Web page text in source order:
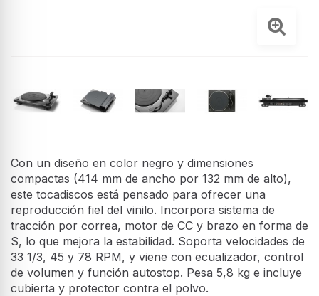
Con un diseño en color negro y dimensiones
compactas (414 mm de ancho por 132 mm de alto),
este tocadiscos está pensado para ofrecer una
reproducción fiel del vinilo. Incorpora sistema de
tracción por correa, motor de CC y brazo en forma de
S, lo que mejora la estabilidad. Soporta velocidades de
33 1/3, 45 y 78 RPM, y viene con ecualizador, control
de volumen y función autostop. Pesa 5,8 kg e incluye
cubierta y protector contra el polvo.